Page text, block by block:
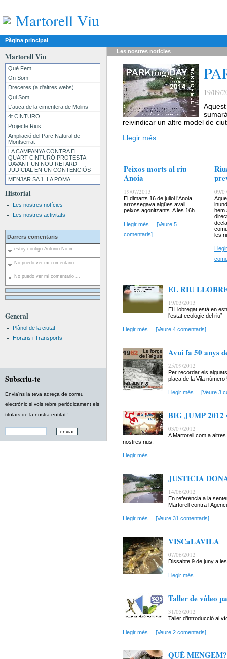
Martorell Viu
Pàgina principal
Martorell Viu
Què Fem
On Som
Dreceres (a d'altres webs)
Qui Som
L'auca de la cimentera de Molins
4t CINTURO
Projecte Rius
Ampliació del Parc Natural de
Montserrat
LA CAMPANYA CONTRA EL
QUART CINTURÓ PROTESTA
DAVANT UN NOU RETARD
JUDICIAL EN UN CONTENCIÓS
MENJAR SA 1. LA POMA
Historial
Les nostres notícies
Les nostres activitats
Darrers comentaris
estoy contigo Antonio.No im...
No puedo ver mi comentario ...
No puedo ver mi comentario ...
General
Plànol de la ciutat
Horaris i Transports
Subscriu-te
Envia'ns la teva adreça de correu
electrònic si vols rebre periòdicament els
titulars de la nostra entitat !
Les nostres noticies
19/09/
reivindicar un altre model de
Llegir més...
Peixos morts al riu
Anoia
19/07/2013
El dimarts 16 de juliol l’Anoia
arrossegava aigües avall
peixos agonitzants. A les 16h.
Llegir més...
[Veure 5
comentaris]
09/
hem
les
EL RIU
19/03/2013
El Llobregat està en
l'estat ecològic del riu”
Llegir més... [Veure 4 comentaris]
Avui fa 50 anys
25/09/2012
Per recordar els
plaça de la Vila número
Llegir més... [Veure 3
BIG JUMP
03/07/2012
A Martorell com a
nostres rius.
Llegir més...
JUSTICIA
14/06/2012
En referència a la
Martorell contra
Llegir més... [Veure 31 comentaris]
VISCaLAVILA
07/06/2012
Dissabte 9 de juny a
Llegir més...
Taller de vídeo
31/05/2012
Taller d’introducció al
Llegir més... [Veure 2 comentaris]
QUÈ MENGEM?